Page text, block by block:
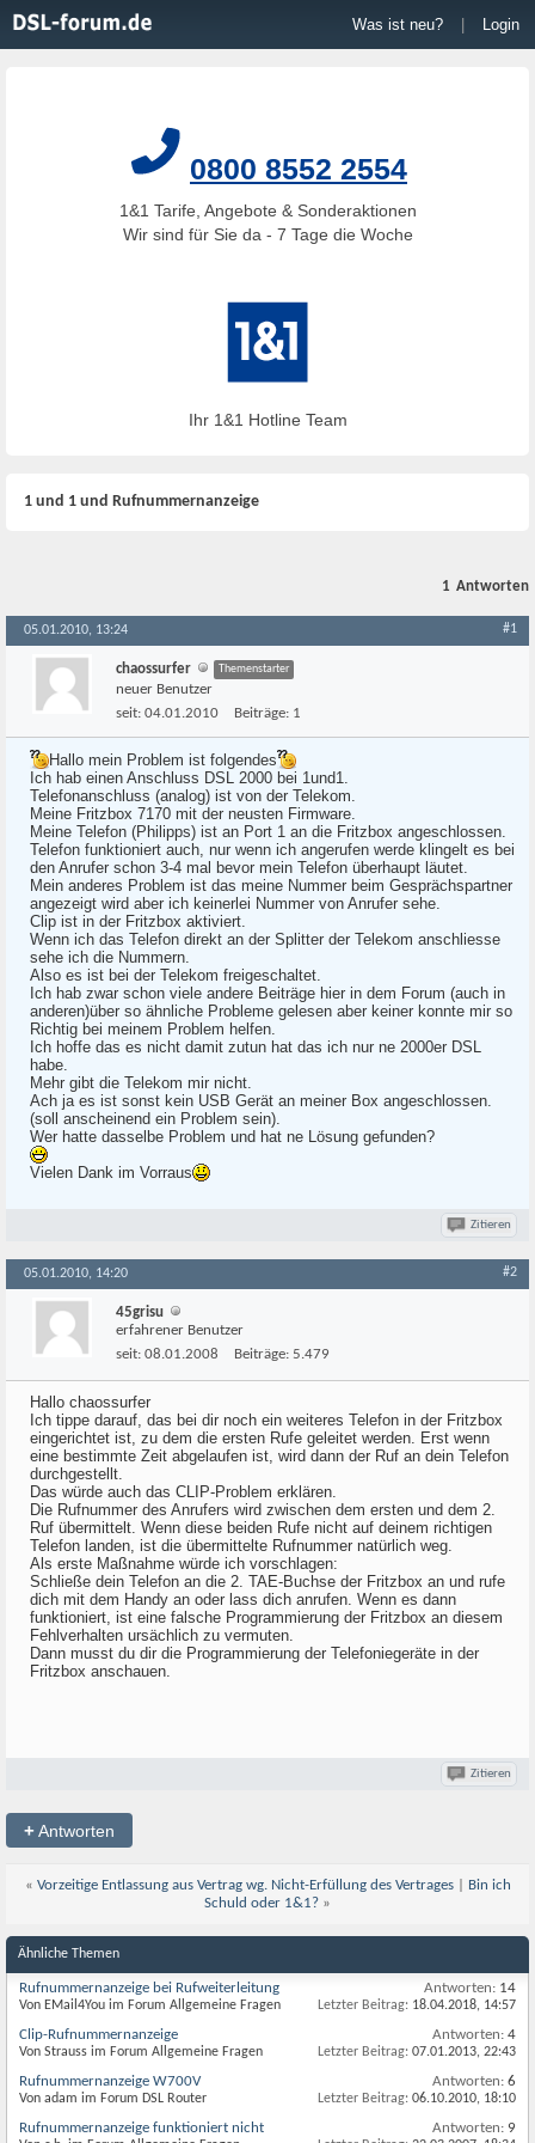
Was ist neu? Login
0800 8552 2554
1&1 Tarife, Angebote & Sonderaktionen
Wir sind für Sie da - 7 Tage die Woche
Ihr 1&1 Hotline Team
1 und 1 und Rufnummernanzeige
1 Antworten
05.01.2010, 13:24 #1
chaossurfer Themenstarter
neuer Benutzer
seit: 04.01.2010 Beiträge: 1
Hallo mein Problem ist folgendes
Ich hab einen Anschluss DSL 2000 bei 1und1.
Telefonanschluss (analog) ist von der Telekom.
Meine Fritzbox 7170 mit der neusten Firmware.
Meine Telefon (Philipps) ist an Port 1 an die Fritzbox angeschlossen.
Telefon funktioniert auch, nur wenn ich angerufen werde klingelt es bei
den Anrufer schon 3-4 mal bevor mein Telefon überhaupt läutet.
Mein anderes Problem ist das meine Nummer beim Gesprächspartner
angezeigt wird aber ich keinerlei Nummer von Anrufer sehe.
Clip ist in der Fritzbox aktiviert.
Wenn ich das Telefon direkt an der Splitter der Telekom anschliesse
sehe ich die Nummern.
Also es ist bei der Telekom freigeschaltet.
Ich hab zwar schon viele andere Beiträge hier in dem Forum (auch in
anderen)über so ähnliche Probleme gelesen aber keiner konnte mir so
Richtig bei meinem Problem helfen.
Ich hoffe das es nicht damit zutun hat das ich nur ne 2000er DSL
habe.
Mehr gibt die Telekom mir nicht.
Ach ja es ist sonst kein USB Gerät an meiner Box angeschlossen.
(soll anscheinend ein Problem sein).
Wer hatte dasselbe Problem und hat ne Lösung gefunden?
Vielen Dank im Vorraus
Zitieren
05.01.2010, 14:20 #2
45grisu
erfahrener Benutzer
seit: 08.01.2008 Beiträge: 5.479
Hallo chaossurfer
Ich tippe darauf, das bei dir noch ein weiteres Telefon in der Fritzbox
eingerichtet ist, zu dem die ersten Rufe geleitet werden. Erst wenn
eine bestimmte Zeit abgelaufen ist, wird dann der Ruf an dein Telefon
durchgestellt.
Das würde auch das CLIP-Problem erklären.
Die Rufnummer des Anrufers wird zwischen dem ersten und dem 2.
Ruf übermittelt. Wenn diese beiden Rufe nicht auf deinem richtigen
Telefon landen, ist die übermittelte Rufnummer natürlich weg.
Als erste Maßnahme würde ich vorschlagen:
Schließe dein Telefon an die 2. TAE-Buchse der Fritzbox an und rufe
dich mit dem Handy an oder lass dich anrufen. Wenn es dann
funktioniert, ist eine falsche Programmierung der Fritzbox an diesem
Fehlverhalten ursächlich zu vermuten.
Dann musst du dir die Programmierung der Telefoniegeräte in der
Fritzbox anschauen.
Zitieren
+Antworten
« Vorzeitige Entlassung aus Vertrag wg. Nicht-Erfüllung des Vertrages|
Bin ich
Schuld oder 1&1? »
Ähnliche Themen
Rufnummernanzeige bei Rufweiterleitung
Von EMail4You im Forum Allgemeine Fragen
Antworten: 14
Letzter Beitrag: 18.04.2018, 14:57
Clip-Rufnummernanzeige
Von Strauss im Forum Allgemeine Fragen
Antworten: 4
Letzter Beitrag: 07.01.2013, 22:43
Rufnummernanzeige W700V
Von adam im Forum DSL Router
Antworten: 6
Letzter Beitrag: 06.10.2010, 18:10
Rufnummernanzeige funktioniert nicht Antworten: 9